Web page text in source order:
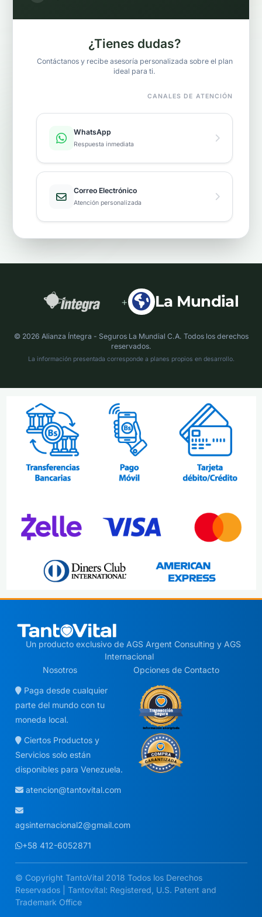
¿Tienes dudas?
Contáctanos y recibe asesoría personalizada sobre el plan
ideal para ti.
CANALES DE ATENCIÓN
WhatsApp
Respuesta inmediata
Correo Electrónico
Atención personalizada
+ La Mundial
© 2026 Alianza Íntegra - Seguros La Mundial C.A. Todos los derechos
reservados.
La información presentada corresponde a planes propios en desarrollo.
Un producto exclusivo de AGS Argent Consulting y AGS
Internacional
Nosotros
Opciones de Contacto
Paga desde cualquier
parte del mundo con tu
moneda local.
Ciertos Productos y
Servicios solo están
disponibles para Venezuela.
atencion@tantovital.com
agsinternacional2@gmail.com
+58 412-6052871
© Copyright TantoVital 2018 Todos los Derechos
Reservados | Tantovital: Registered, U.S. Patent and
Trademark Office